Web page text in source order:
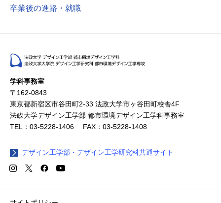
卒業後の進路・就職
学科事務室
〒162-0843
東京都新宿区市谷田町2-33 法政大学市ヶ谷田町校舎4F
法政大学デザイン工学部 都市環境デザイン工学科事務室
TEL：03-5228-1406 FAX：03-5228-1408
デザイン工学部・デザイン工学研究科共通サイト